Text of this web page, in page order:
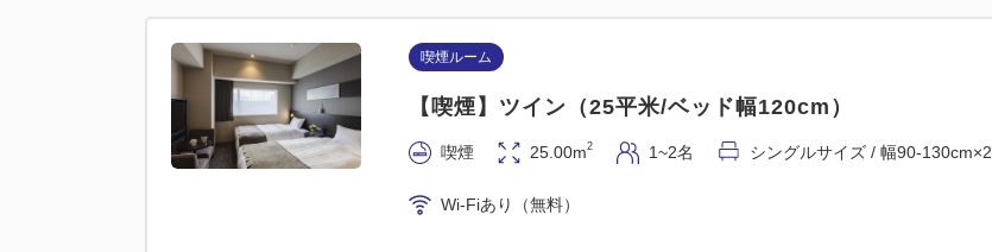
喫煙ルーム
【喫煙】ツイン（25平米/ベッド幅120cm）
喫煙 25.00m2 1~2名 シングルサイズ / 幅90-130cm×2
Wi-Fiあり（無料）